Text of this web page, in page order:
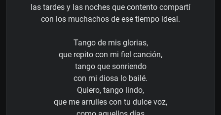
las tardes y las noches que contento compartí
con los muchachos de ese tiempo ideal.
Tango de mis glorias,
que repito con mi fiel canción,
tango que sonriendo
con mi diosa lo bailé.
Quiero, tango lindo,
que me arrulles con tu dulce voz,